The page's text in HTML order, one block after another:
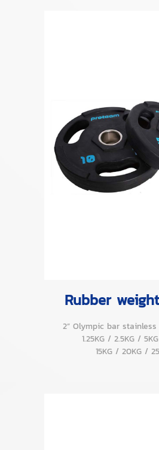
Rubber
2” Olympic bar
1.25KG / 2.5KG /
15KG / 20KG /